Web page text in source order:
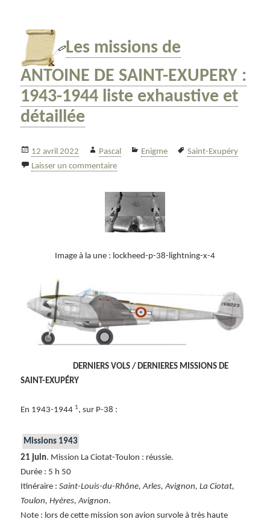
Les missions de
ANTOINE DE SAINT-EXUPERY :
1943-1944 liste exhaustive et
détaillée
Publié
le
12 avril 2022 Auteur
Pascal Catégories
Enigme
Mots-
Saint-Exupéry
Laisser un commentairesur Les missions de ANTOINE DE SAINT-
Image à la une : lockheed-p-38-lightning-x-4
DERNIERS VOLS / DERNIERES MISSIONS DE
SAINT-EXUPÉRY
En 1943-1944 1, sur P-38 :
Missions 1943
21 juin. Mission La Ciotat-Toulon : réussie.
Durée : 5 h 50
Itinéraire :Saint-Louis-du-Rhône, Arles, Avignon, La Ciotat,
Toulon, Hyères, Avignon.
Note : lors de cette mission son avion survole à très haute